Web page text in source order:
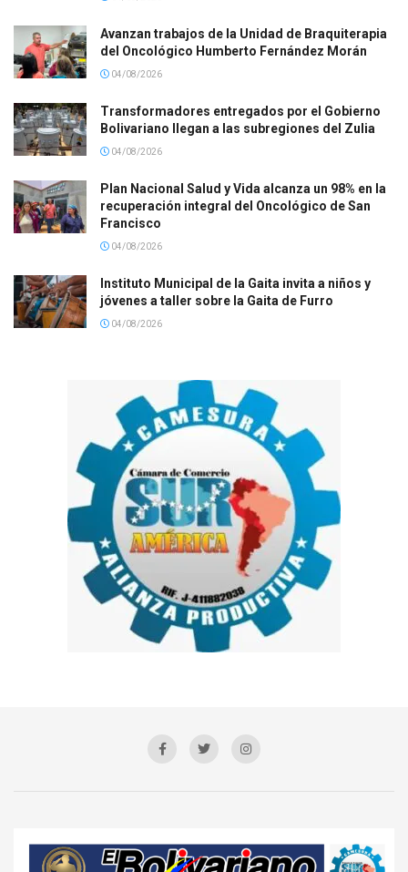
Avanzan trabajos de la Unidad de Braquiterapia
del Oncológico Humberto Fernández Morán
04/08/2026
Transformadores entregados por el Gobierno
Bolivariano llegan a las subregiones del Zulia
04/08/2026
Plan Nacional Salud y Vida alcanza un 98% en la
recuperación integral del Oncológico de San
Francisco
04/08/2026
Instituto Municipal de la Gaita invita a niños y
jóvenes a taller sobre la Gaita de Furro
04/08/2026